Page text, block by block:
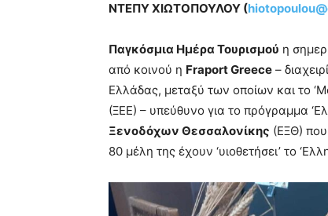
ΝΤΕΠΥ ΧΙΩΤΟΠΟΥΛΟΥ (
Παγκόσμια Ημέρα Τουρισμού η
από κοινού η Fraport Greece –
Ελλάδας, μεταξύ των οποίων και το
(ΞΕΕ) – υπεύθυνο για το πρόγραμμα
Ξενοδόχων Θεσσαλονίκης (ΕΞΘ)
80 μέλη της έχουν ‘υιοθετήσει’ το